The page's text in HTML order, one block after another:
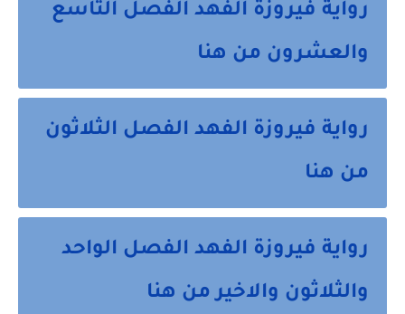
رواية فيروزة الفهد الفصل التاسع
والعشرون من هنا
رواية فيروزة الفهد الفصل الثلاثون
من هنا
رواية فيروزة الفهد الفصل الواحد
والثلاثون والاخير من هنا